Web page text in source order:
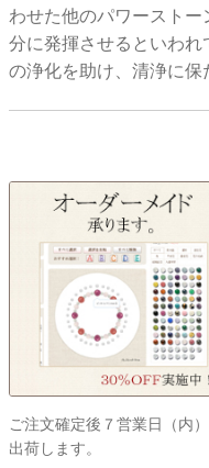
わせた他のパワースト
分に発揮させるといわ
の浄化を助け、清浄に保
ご注文確定後７営業日（内
出荷します。